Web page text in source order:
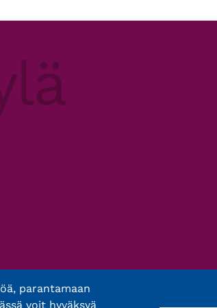
parantamaan
voit hyväksyä